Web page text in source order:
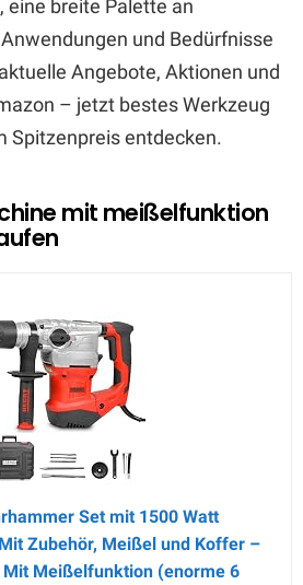
eine breite Palette an
und Bedürfnisse
Angebote, Aktionen und
– jetzt bestes Werkzeug
Spitzenpreis entdecken.
mit meißelfunktion
Set mit 1500 Watt
Zubehör, Meißel und Koffer –
Meißelfunktion (enorme 6